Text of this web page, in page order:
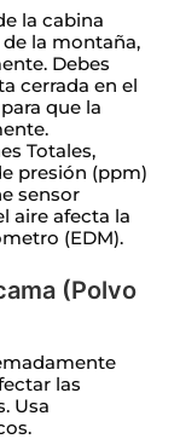
la cabina
la montaña,
Debes
cerrada en el
que la
Totales,
presión (ppm)
sensor
aire afecta la
(EDM).
(Polvo
las
Usa